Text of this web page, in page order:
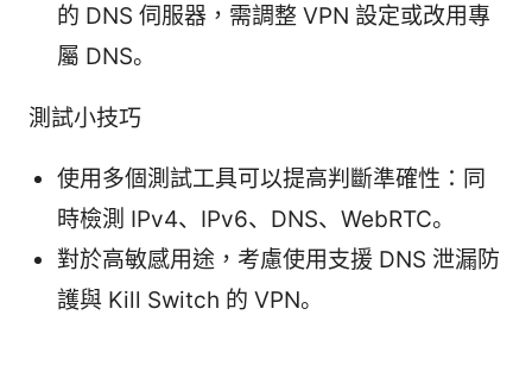
的 DNS 伺服器，需調整 VPN 設定或改用專
屬 DNS。
測試小技巧
使用多個測試工具可以提高判斷準確性：同
時檢測 IPv4、IPv6、DNS、WebRTC。
對於高敏感用途，考慮使用支援 DNS 泄漏防
護與 Kill Switch 的 VPN。